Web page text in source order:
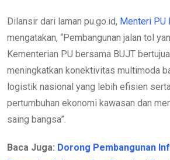
Dilansir dari laman pu.go.id, Menteri PU
mengatakan, “Pembangunan jalan tol
Kementerian PU bersama BUJT
meningkatkan konektivitas multimoda
logistik nasional yang lebih efisien
pertumbuhan ekonomi kawasan dan
saing bangsa”.
Baca Juga: Dorong Pembangunan